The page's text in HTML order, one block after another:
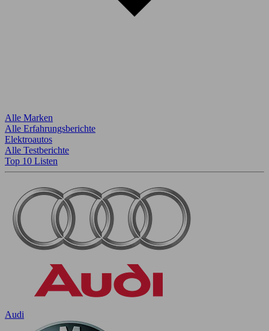
Alle Marken
Alle Erfahrungsberichte
Elektroautos
Alle Testberichte
Top 10 Listen
Audi